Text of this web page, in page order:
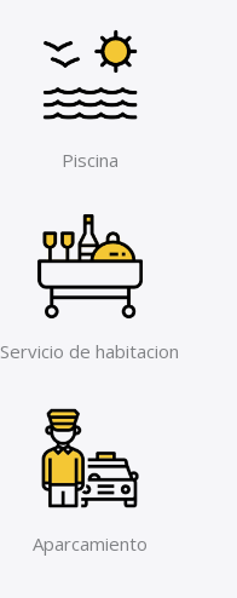
Piscina
Servicio de habitacion
Aparcamiento